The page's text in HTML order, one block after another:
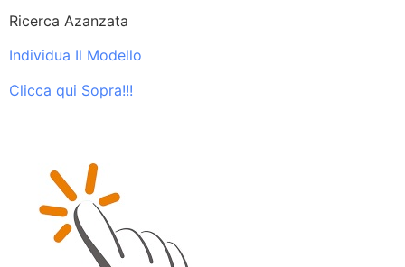
Ricerca Azanzata
Individua Il Modello
Clicca qui Sopra!!!